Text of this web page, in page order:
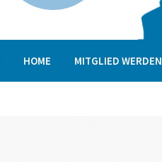
HOME MITGLIED WERDEN